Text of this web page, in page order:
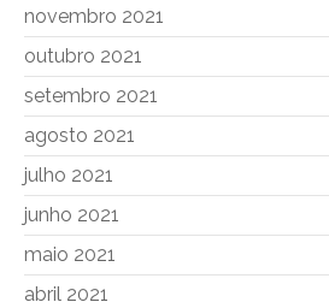
novembro 2021
outubro 2021
setembro 2021
agosto 2021
julho 2021
junho 2021
maio 2021
abril 2021